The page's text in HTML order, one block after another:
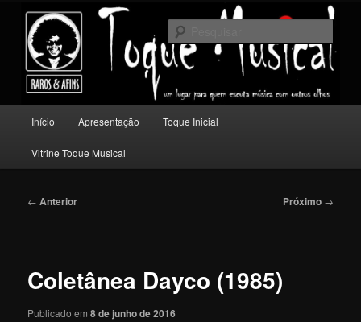
conteúdo
principalToque Musical
Um lugar para quem escuta música com outros olhos.
principal
Início Apresentação Toque Inicial
Vitrine Toque Musical
Navegação
← Anterior Próximo →
Coletânea Dayco (1985)
Publicado em8 de junho de 2016